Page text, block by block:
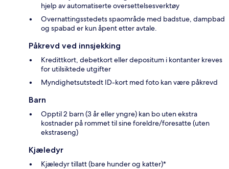
hjelp av automatiserte oversettelsesverktøy
Overnattingsstedets spaområde med badstue, dampbad
og spabad er kun åpent etter avtale.
Påkrevd ved innsjekking
Kredittkort, debetkort eller depositum i kontanter kreves
for utilsiktede utgifter
Myndighetsutstedt ID-kort med foto kan være påkrevd
Barn
Opptil 2 barn (3 år eller yngre) kan bo uten ekstra
kostnader på rommet til sine foreldre/foresatte (uten
ekstraseng)
Kjæledyr
Kjæledyr tillatt (bare hunder og katter)*